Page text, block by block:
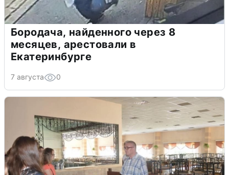
Бородача, найденного через 8
месяцев, арестовали в
Екатеринбурге
7 августа 0